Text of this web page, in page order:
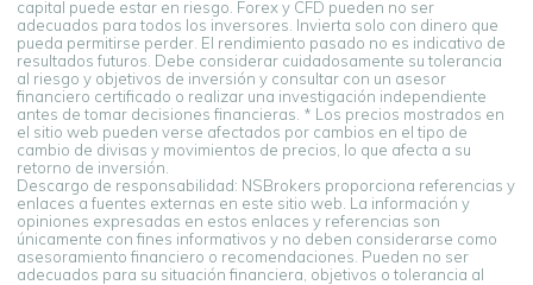
capital puede estar en riesgo. Forex y CFD pueden no ser
adecuados para todos los inversores. Invierta solo con dinero que
pueda permitirse perder. El rendimiento pasado no es indicativo de
resultados futuros. Debe considerar cuidadosamente su tolerancia
al riesgo y objetivos de inversión y consultar con un asesor
financiero certificado o realizar una investigación independiente
antes de tomar decisiones financieras. * Los precios mostrados en
el sitio web pueden verse afectados por cambios en el tipo de
cambio de divisas y movimientos de precios, lo que afecta a su
retorno de inversión.
Descargo de responsabilidad: NSBrokers proporciona referencias y
enlaces a fuentes externas en este sitio web. La información y
opiniones expresadas en estos enlaces y referencias son
únicamente con fines informativos y no deben considerarse como
asesoramiento financiero o recomendaciones. Pueden no ser
adecuados para su situación financiera, objetivos o tolerancia al